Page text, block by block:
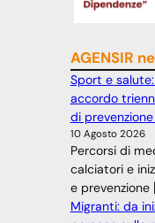
AGENSIR
Sport e
accordo
di
10 Agosto 2026
Percorsi di
calciatori e
e prevenzione
Migranti: da